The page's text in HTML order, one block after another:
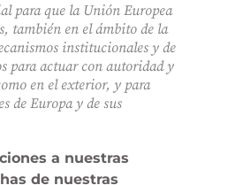
para que la Unión Europea
también en el ámbito de la
institucionales y de
para actuar con autoridad y
en el exterior, y para
de Europa y de sus
a nuestras
de nuestras